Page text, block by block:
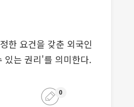
한 요건을 갖춘 외국인
있는 권리'를 의미한다.
0